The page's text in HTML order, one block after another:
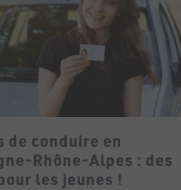
de conduire en
Rhône-Alpes : des
les jeunes !